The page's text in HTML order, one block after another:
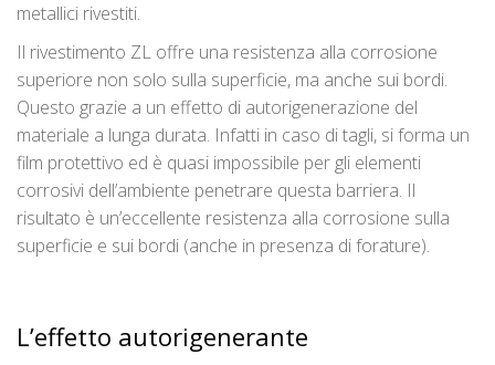
metallici rivestiti.
Il rivestimento ZL offre una resistenza alla corrosione
superiore non solo sulla superficie, ma anche sui bordi.
Questo grazie a un effetto di autorigenerazione del
materiale a lunga durata. Infatti in caso di tagli, si forma un
film protettivo ed è quasi impossibile per gli elementi
corrosivi dell’ambiente penetrare questa barriera. Il
risultato è un’eccellente resistenza alla corrosione sulla
superficie e sui bordi (anche in presenza di forature).
L’effetto autorigenerante